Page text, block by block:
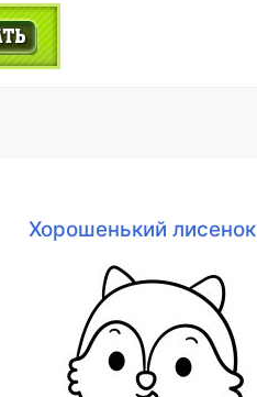
Хорошенький лисенок